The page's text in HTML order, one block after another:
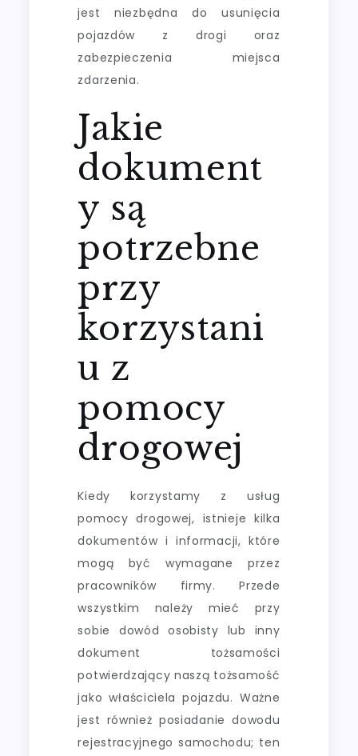
jest niezbędna do usunięcia
pojazdów z drogi oraz
zabezpieczenia miejsca
zdarzenia.
Jakie
dokument
y są
potrzebne
przy
korzystani
u z
pomocy
drogowej
Kiedy korzystamy z usług
pomocy drogowej, istnieje kilka
dokumentów i informacji, które
mogą być wymagane przez
pracowników firmy. Przede
wszystkim należy mieć przy
sobie dowód osobisty lub inny
dokument tożsamości
potwierdzający naszą tożsamość
jako właściciela pojazdu. Ważne
jest również posiadanie dowodu
rejestracyjnego samochodu; ten